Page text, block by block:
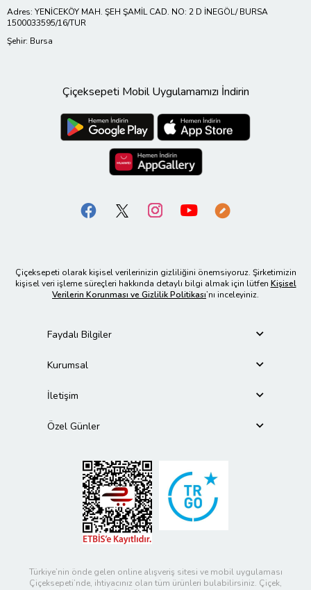
Adres: YENİCEKÖY MAH. ŞEH ŞAMİL CAD. NO: 2 D İNEGÖL/ BURSA
1500033595/16/TUR
Şehir: Bursa
Çiçeksepeti Mobil Uygulamamızı İndirin
Çiçeksepeti olarak kişisel verilerinizin gizliliğini önemsiyoruz. Şirketimizin
kişisel veri işleme süreçleri hakkında detaylı bilgi almak için lütfen Kişisel
Verilerin Korunması ve Gizlilik Politikası’nı inceleyiniz.
Faydalı Bilgiler
Kurumsal
İletişim
Özel Günler
Türkiye’nin önde gelen online alışveriş sitesi ve mobil uygulaması
Çiçeksepeti’nde, ihtiyacınız olan tüm ürünleri bulabilirsiniz. Çiçek,